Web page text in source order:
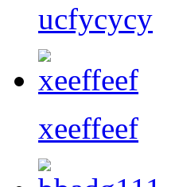
ucfycycy
xeeffeef